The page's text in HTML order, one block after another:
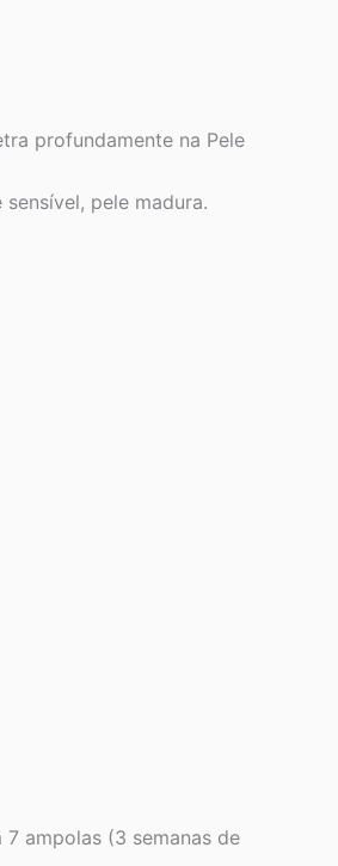
profundamente na Pele
pele madura.
ampolas (3 semanas de